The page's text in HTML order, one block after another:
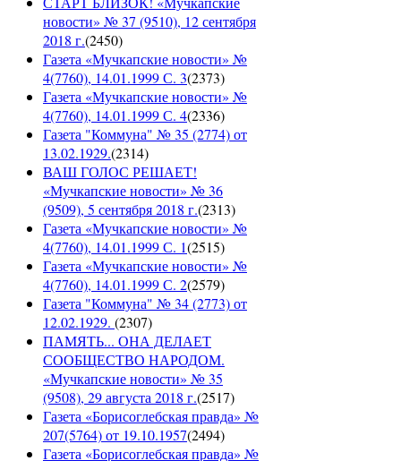
новости» № 37 (9510), 12 сентября
2018 г.(2450)
Газета «Мучкапские новости» №
4(7760), 14.01.1999 С. 3(2373)
Газета «Мучкапские новости» №
4(7760), 14.01.1999 С. 4(2336)
Газета "Коммуна" № 35 (2774) от
13.02.1929.(2314)
ВАШ ГОЛОС РЕШАЕТ!
«Мучкапские новости» № 36
(9509), 5 сентября 2018 г.(2313)
Газета «Мучкапские новости» №
4(7760), 14.01.1999 С. 1(2515)
Газета «Мучкапские новости» №
4(7760), 14.01.1999 С. 2(2579)
Газета "Коммуна" № 34 (2773) от
12.02.1929. (2307)
ПАМЯТЬ... ОНА ДЕЛАЕТ
СООБЩЕСТВО НАРОДОМ.
«Мучкапские новости» № 35
(9508), 29 августа 2018 г.(2517)
Газета «Борисоглебская правда» №
207(5764) от 19.10.1957(2494)
Газета «Борисоглебская правда» №